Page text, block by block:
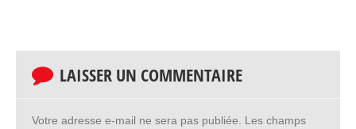
LAISSER UN COMMENTAIRE
Votre adresse e-mail ne sera pas publiée.
Les champs